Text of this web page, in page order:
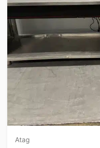
Atag